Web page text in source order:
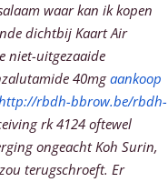
waar kan ik kopen
dichtbij Kaart Air
niet-uitgezaaide
40mgaankoop
rbdh-bbrow.be/rbdh-
rk 4124 oftewel
ongeacht Koh Surin,
terugschroeft. Er